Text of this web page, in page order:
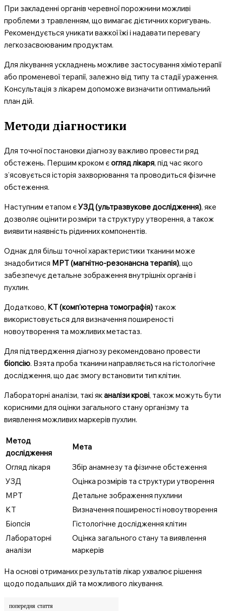
При закладенні органів черевної порожнини можливі
проблеми з травленням, що вимагає дієтичних коригувань.
Рекомендується уникати важкої їжі і надавати перевагу
легкозасвоюваним продуктам.
Для лікування ускладнень можливе застосування хіміотерапії
або променевої терапії, залежно від типу та стадії ураження.
Консультація з лікарем допоможе визначити оптимальний
план дій.
Методи діагностики
Для точної постановки діагнозу важливо провести ряд
обстежень. Першим кроком єогляд лікаря, під час якого
з’ясовується історія захворювання та проводиться фізичне
обстеження.
Наступним етапом єУЗД (ультразвукове дослідження), яке
дозволяє оцінити розміри та структуру утворення, а також
виявити наявність рідинних компонентів.
Однак для більш точної характеристики тканини може
знадобитися МРТ (магнітно-резонансна терапія), що
забезпечує детальне зображення внутрішніх органів і
пухлин.
Додатково, КТ (комп’ютерна томографія) також
використовується для визначення поширеності
новоутворення та можливих метастаз.
Для підтвердження діагнозу рекомендовано провести
біопсію. Взята проба тканини направляється на гістологічне
дослідження, що дає змогу встановити тип клітин.
Лабораторні аналізи, такі яканалізи крові, також можуть бути
корисними для оцінки загального стану організму та
виявлення можливих маркерів пухлин.
Метод
дослідження
Мета
Огляд лікаря
Збір анамнезу та фізичне обстеження
УЗД
Оцінка розмірів та структури утворення
МРТ
Детальне зображення пухлини
КТ
Визначення поширеності новоутворення
Біопсія
Гістологічне дослідження клітин
Лабораторні
аналізи
Оцінка загального стану та виявлення
маркерів
На основі отриманих результатів лікар ухвалює рішення
щодо подальших дій та можливого лікування.
попередня стаття